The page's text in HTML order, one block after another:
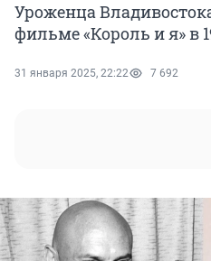
Уроженца
фильме «Король и я» в
31 января 2025, 22:22 7 692